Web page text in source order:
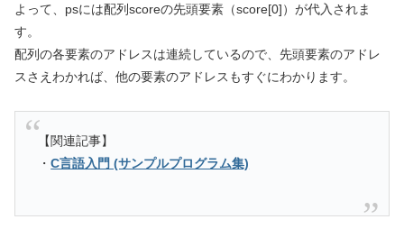
よって、psには配列scoreの先頭要素（score[0]）が代入されま
す。
配列の各要素のアドレスは連続しているので、先頭要素のアドレ
スさえわかれば、他の要素のアドレスもすぐにわかります。
【関連記事】
・C言語入門 (サンプルプログラム集)